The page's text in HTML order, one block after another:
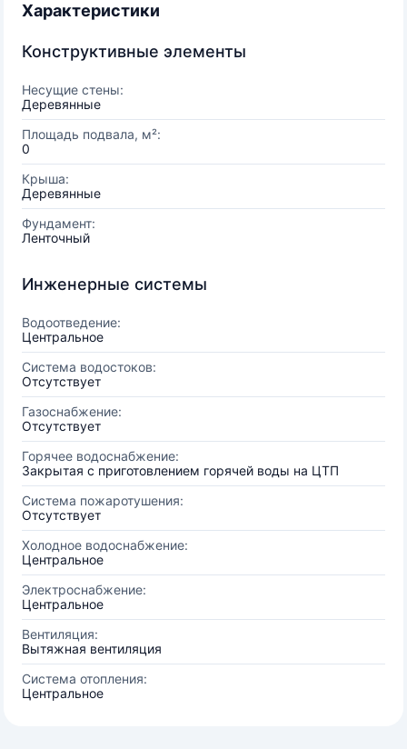
Характеристики
Конструктивные элементы
Несущие стены:
Деревянные
Площадь подвала, м²:
0
Крыша:
Деревянные
Фундамент:
Ленточный
Инженерные системы
Водоотведение:
Центральное
Система водостоков:
Отсутствует
Газоснабжение:
Отсутствует
Горячее водоснабжение:
Закрытая с приготовлением горячей воды на ЦТП
Система пожаротушения:
Отсутствует
Холодное водоснабжение:
Центральное
Электроснабжение:
Центральное
Вентиляция:
Вытяжная вентиляция
Система отопления:
Центральное